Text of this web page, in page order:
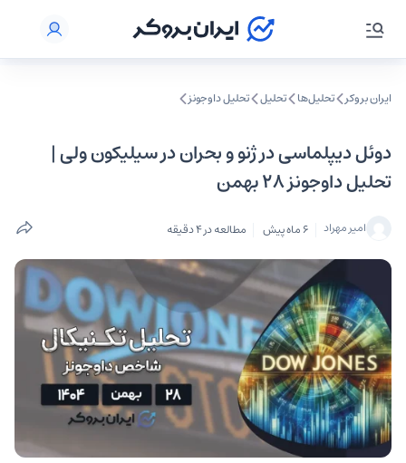
ایران بروکر تحلیل‌ها تحلیل‌ تحلیل داوجونز
دوئل دیپلماسی در ژنو و بحران در سیلیکون ولی |
تحلیل داوجونز ۲۸ بهمن
امیر مهراد 6 ماه پیش مطالعه در 4 دقیقه